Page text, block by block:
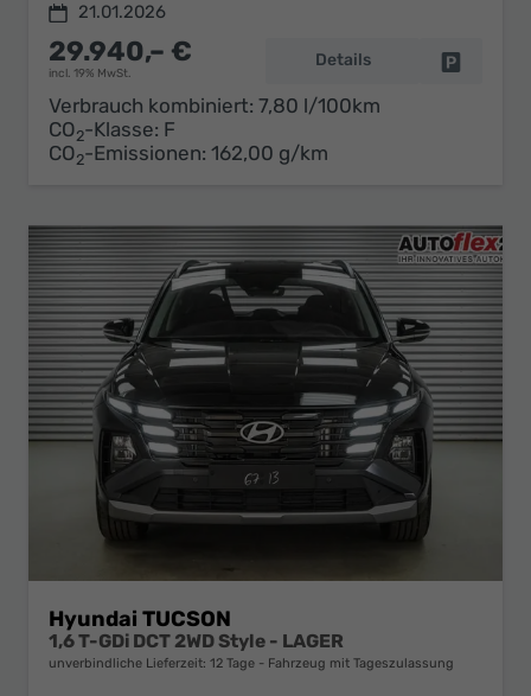
21.01.2026
29.940,– €
incl. 19% MwSt.
Details
Verbrauch kombiniert: 7,80 l/100km
CO2-Klasse: F
CO2-Emissionen: 162,00 g/km
Hyundai TUCSON
1,6 T-GDi DCT 2WD Style - LAGER
unverbindliche Lieferzeit: 12 Tage Fahrzeug mit Tageszulassung